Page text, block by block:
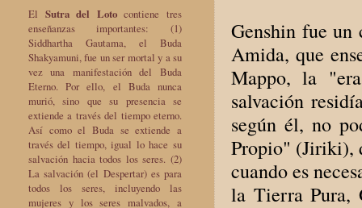
Genshin fue
Amida, que
Mappo, la
salvación
según él, no
Propio" (Jiriki),
cuando es
la Tierra Pura,
El Sutra del Lotocontiene tres
enseñanzas importantes: (1)
Siddhartha Gautama, el Buda
Shakyamuni, fue un ser mortal y a su
vez una manifestación del Buda
Eterno. Por ello, el Buda nunca
murió, sino que su presencia se
extiende a través del tiempo eterno.
Así como el Buda se extiende a
través del tiempo, igual lo hace su
salvación hacia todos los seres. (2)
La salvación (el Despertar) es para
todos los seres, incluyendo las
mujeres y los seres malvados, a